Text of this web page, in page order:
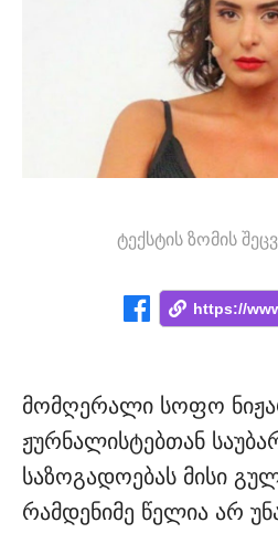
ტექსტის ზომის
მომღერალი სოფო
ჟურნალისტებთან
საზოგადოებას მისი
რამდენიმე წელია არ